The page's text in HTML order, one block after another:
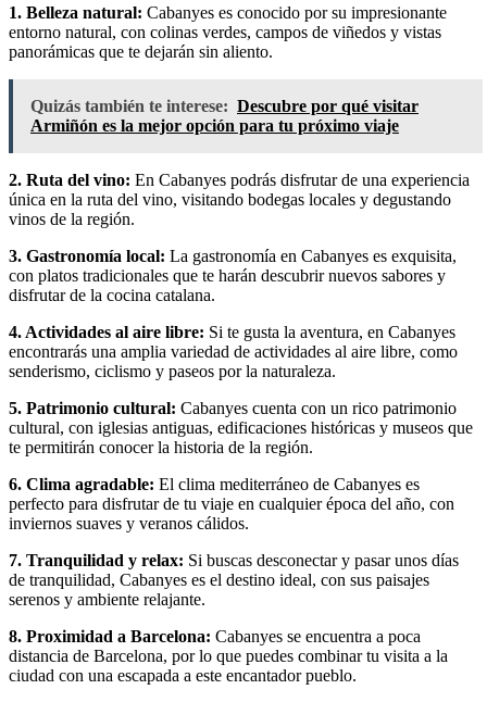
1. Belleza natural: Cabanyes es conocido por su impresionante
entorno natural, con colinas verdes, campos de viñedos y vistas
panorámicas que te dejarán sin aliento.
Quizás también te interese: Descubre por qué visitar
Armiñón es la mejor opción para tu próximo viaje
2. Ruta del vino: En Cabanyes podrás disfrutar de una experiencia
única en la ruta del vino, visitando bodegas locales y degustando
vinos de la región.
3. Gastronomía local: La gastronomía en Cabanyes es exquisita,
con platos tradicionales que te harán descubrir nuevos sabores y
disfrutar de la cocina catalana.
4. Actividades al aire libre: Si te gusta la aventura, en Cabanyes
encontrarás una amplia variedad de actividades al aire libre, como
senderismo, ciclismo y paseos por la naturaleza.
5. Patrimonio cultural: Cabanyes cuenta con un rico patrimonio
cultural, con iglesias antiguas, edificaciones históricas y museos que
te permitirán conocer la historia de la región.
6. Clima agradable: El clima mediterráneo de Cabanyes es
perfecto para disfrutar de tu viaje en cualquier época del año, con
inviernos suaves y veranos cálidos.
7. Tranquilidad y relax: Si buscas desconectar y pasar unos días
de tranquilidad, Cabanyes es el destino ideal, con sus paisajes
serenos y ambiente relajante.
8. Proximidad a Barcelona: Cabanyes se encuentra a poca
distancia de Barcelona, por lo que puedes combinar tu visita a la
ciudad con una escapada a este encantador pueblo.